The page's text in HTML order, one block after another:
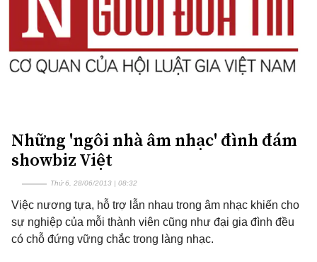
Những 'ngôi nhà âm nhạc' đình đám
showbiz Việt
Thứ 6, 28/06/2013 | 08:32
Việc nương tựa, hỗ trợ lẫn nhau trong âm nhạc khiến cho
sự nghiệp của mỗi thành viên cũng như đại gia đình đều
có chỗ đứng vững chắc trong làng nhạc.